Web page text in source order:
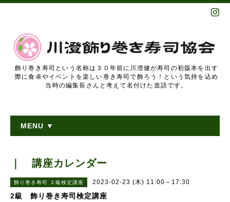
飾り巻き寿司という名称は３０年前に川澄健が寿司の初版本を出す
際に食卓やイベントを楽しい巻き寿司で飾ろう！という気持を込め
当時の編集長さんと考えて名付けた造語です。
MENU ▼
｜ 講座カレンダー
飾り巻き寿司 ２級検定講座 2023-02-23 (木) 11:00～17:30
2級 飾り巻き寿司検定講座